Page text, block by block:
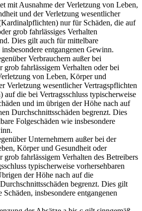
mit Ausnahme der Verletzung von Leben,
und der Verletzung wesentlicher
nur für Schäden, die auf
grob fahrlässiges Verhalten
Dies gilt auch für mittelbare
entgangenen Gewinn.
Verbrauchern außer bei
grob fahrlässigem Verhalten oder bei
von Leben, Körper und
Verletzung wesentlicher Vertragspflichten
die bei Vertragsschluss typischerweise
und im übrigen der Höhe nach auf
Durchschnittsschäden begrenzt. Dies
Folgeschäden wie insbesondere
Unternehmern außer bei der
Körper und Gesundheit oder
grob fahrlässigem Verhalten des Betreibers
typischerweise vorhersehbaren
der Höhe nach auf die
begrenzt. Dies gilt
insbesondere entgangenen